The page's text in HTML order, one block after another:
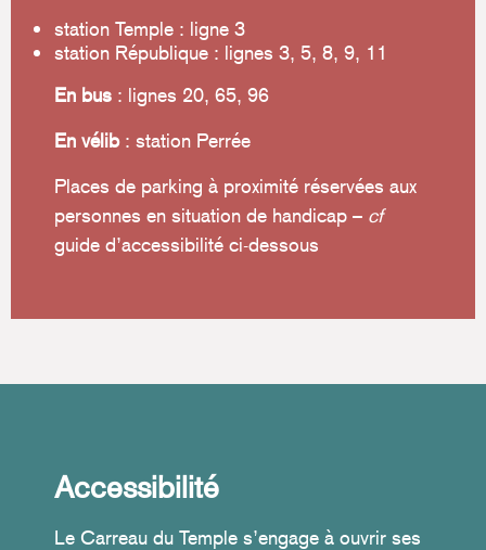
station Temple : ligne 3
station République : lignes 3, 5, 8, 9, 11
En bus : lignes 20, 65, 96
En vélib: station Perrée
Places de parking à proximité réservées aux
personnes en situation de handicap – cf
guide d’accessibilité ci-dessous
Accessibilité
Le Carreau du Temple s’engage à ouvrir ses